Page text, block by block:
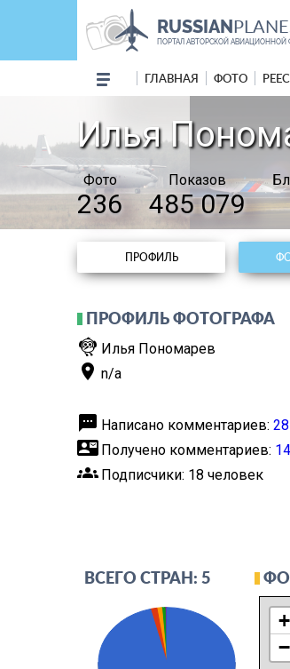
RUSSIAN
ПОРТАЛ АВТОРСКОЙ АВИАЦИОННОЙ
ГЛАВНАЯ ФОТО
Илья
Фото
236
Показов
485 079
ПРОФИЛЬ
ПРОФИЛЬ ФОТОГРАФА
flutter_dash Илья Пономарев
place n/a
textsms Написано комментариев: 28
contact_mail Получено комментариев:
groups Подписчики: 18 человек
ВСЕГО СТРАН: 5
+
−